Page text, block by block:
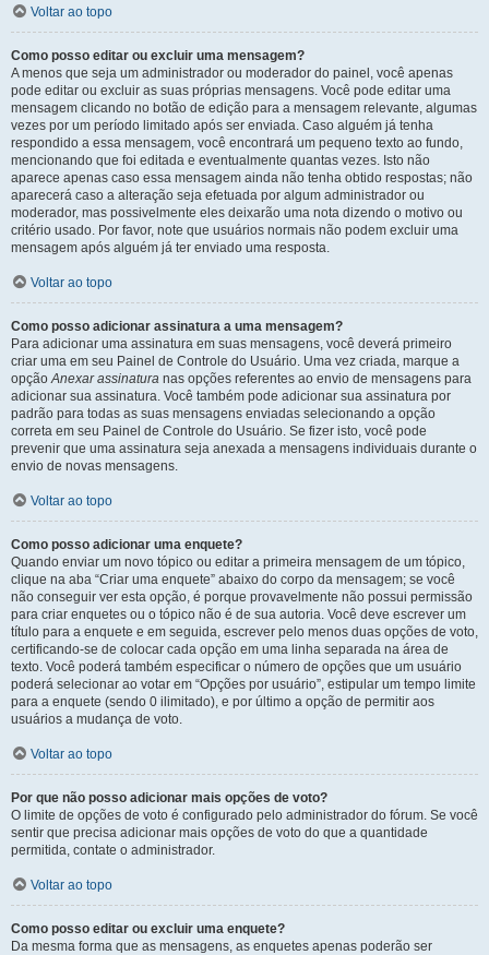
Voltar ao topo
Como posso editar ou excluir uma mensagem?
A menos que seja um administrador ou moderador do painel, você apenas
pode editar ou excluir as suas próprias mensagens. Você pode editar uma
mensagem clicando no botão de edição para a mensagem relevante, algumas
vezes por um período limitado após ser enviada. Caso alguém já tenha
respondido a essa mensagem, você encontrará um pequeno texto ao fundo,
mencionando que foi editada e eventualmente quantas vezes. Isto não
aparece apenas caso essa mensagem ainda não tenha obtido respostas; não
aparecerá caso a alteração seja efetuada por algum administrador ou
moderador, mas possivelmente eles deixarão uma nota dizendo o motivo ou
critério usado. Por favor, note que usuários normais não podem excluir uma
mensagem após alguém já ter enviado uma resposta.
Voltar ao topo
Como posso adicionar assinatura a uma mensagem?
Para adicionar uma assinatura em suas mensagens, você deverá primeiro
criar uma em seu Painel de Controle do Usuário. Uma vez criada, marque a
opçãoAnexar assinatura nas opções referentes ao envio de mensagens para
adicionar sua assinatura. Você também pode adicionar sua assinatura por
padrão para todas as suas mensagens enviadas selecionando a opção
correta em seu Painel de Controle do Usuário. Se fizer isto, você pode
prevenir que uma assinatura seja anexada a mensagens individuais durante o
envio de novas mensagens.
Voltar ao topo
Como posso adicionar uma enquete?
Quando enviar um novo tópico ou editar a primeira mensagem de um tópico,
clique na aba “Criar uma enquete” abaixo do corpo da mensagem; se você
não conseguir ver esta opção, é porque provavelmente não possui permissão
para criar enquetes ou o tópico não é de sua autoria. Você deve escrever um
título para a enquete e em seguida, escrever pelo menos duas opções de voto,
certificando-se de colocar cada opção em uma linha separada na área de
texto. Você poderá também especificar o número de opções que um usuário
poderá selecionar ao votar em “Opções por usuário”, estipular um tempo limite
para a enquete (sendo 0 ilimitado), e por último a opção de permitir aos
usuários a mudança de voto.
Voltar ao topo
Por que não posso adicionar mais opções de voto?
O limite de opções de voto é configurado pelo administrador do fórum. Se você
sentir que precisa adicionar mais opções de voto do que a quantidade
permitida, contate o administrador.
Voltar ao topo
Como posso editar ou excluir uma enquete?
Da mesma forma que as mensagens, as enquetes apenas poderão ser